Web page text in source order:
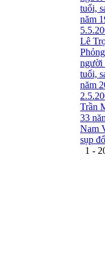
tuổi,
năm
Lê
người
tuổi,
năm
Trần
33
Nam
sụp đổ
1 -